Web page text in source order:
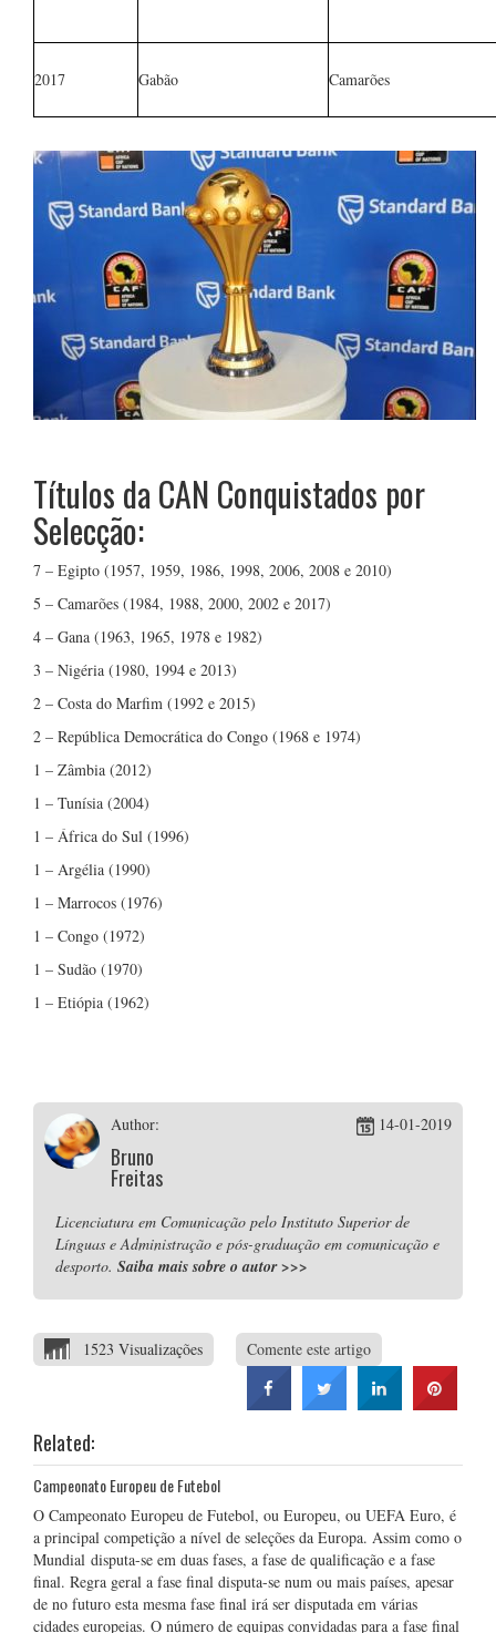
2017 Gabão Camarões
Títulos da CAN Conquistados por
Selecção:
7 – Egipto (1957, 1959, 1986, 1998, 2006, 2008 e 2010)
5 – Camarões (1984, 1988, 2000, 2002 e 2017)
4 – Gana (1963, 1965, 1978 e 1982)
3 – Nigéria (1980, 1994 e 2013)
2 – Costa do Marfim (1992 e 2015)
2 – República Democrática do Congo (1968 e 1974)
1 – Zâmbia (2012)
1 – Tunísia (2004)
1 – África do Sul (1996)
1 – Argélia (1990)
1 – Marrocos (1976)
1 – Congo (1972)
1 – Sudão (1970)
1 – Etiópia (1962)
Author:
Bruno
Freitas
14-01-2019
Licenciatura em Comunicação pelo Instituto Superior de
Línguas e Administração e pós-graduação em comunicação e
desporto. Saiba mais sobre o autor>>>
1523 Visualizações Comente este artigo
Related:
Campeonato Europeu de Futebol
O Campeonato Europeu de Futebol, ou Europeu, ou UEFA Euro, é
a principal competição a nível de seleções da Europa. Assim como o
Mundial disputa-se em duas fases, a fase de qualificação e a fase
final. Regra geral a fase final disputa-se num ou mais países, apesar
de no futuro esta mesma fase final irá ser disputada em várias
cidades europeias. O número de equipas convidadas para a fase final